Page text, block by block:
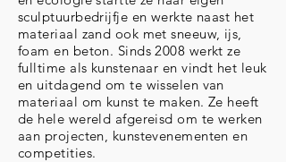
sculptuurbedrijfje en werkte naast het
materiaal zand ook met sneeuw, ijs,
foam en beton. Sinds 2008 werkt ze
fulltime als kunstenaar en vindt het leuk
en uitdagend om te wisselen van
materiaal om kunst te maken. Ze heeft
de hele wereld afgereisd om te werken
aan projecten, kunstevenementen en
competities.